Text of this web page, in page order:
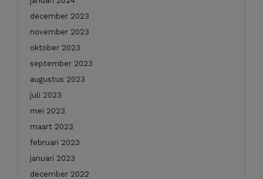
december 2023
november 2023
oktober 2023
september 2023
augustus 2023
juli 2023
mei 2023
maart 2023
februari 2023
januari 2023
december 2022